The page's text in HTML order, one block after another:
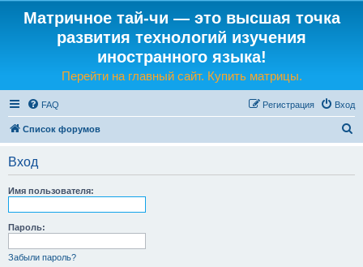
Матричное тай-чи — это высшая точка
развития технологий изучения
иностранного языка!
Перейти на главный сайт. Купить матрицы.
FAQ Вход
Регистрация
Список форумов
Вход
Имя пользователя:
Пароль:
Забыли пароль?